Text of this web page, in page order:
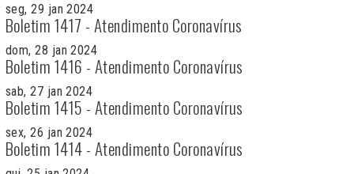
seg, 29 jan 2024
Boletim 1417 - Atendimento Coronavírus
dom, 28 jan 2024
Boletim 1416 - Atendimento Coronavírus
sab, 27 jan 2024
Boletim 1415 - Atendimento Coronavírus
sex, 26 jan 2024
Boletim 1414 - Atendimento Coronavírus